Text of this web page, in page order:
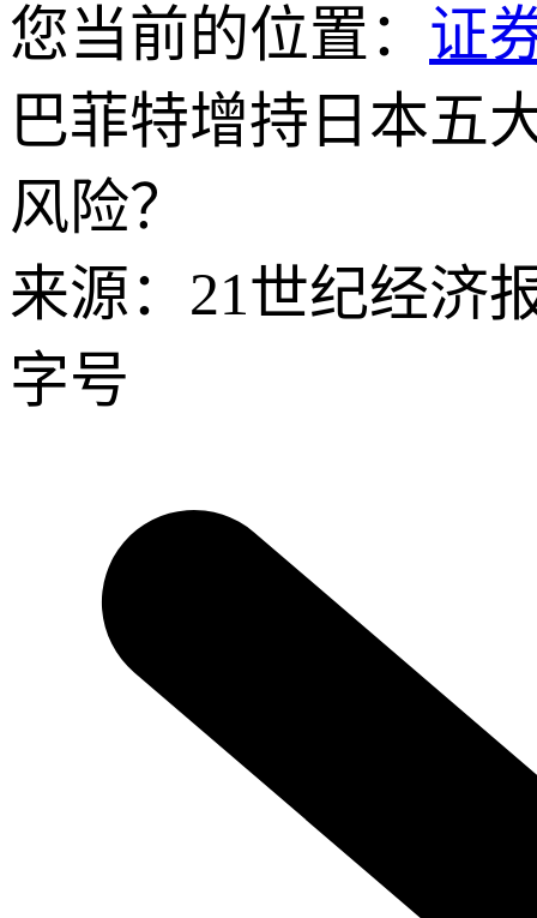
您当前的位置： 证
巴菲特增持日本五
风险？
来源：21世纪经济
字号